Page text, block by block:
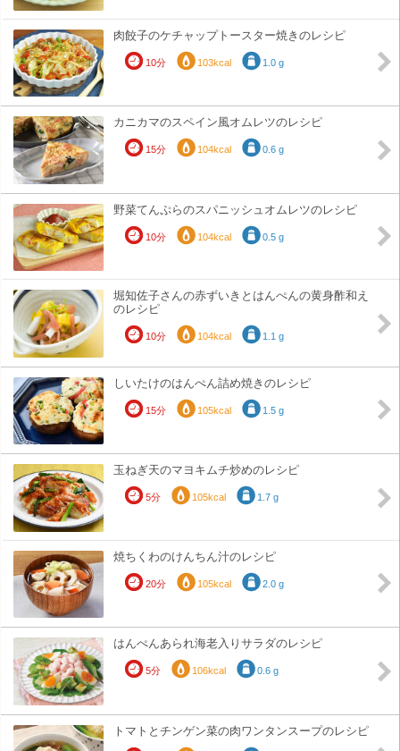
肉餃子のケチャップトースター焼きのレシピ
10分 103kcal 1.0 g
カニカマのスペイン風オムレツのレシピ
15分 104kcal 0.6 g
野菜てんぷらのスパニッシュオムレツのレシピ
10分 104kcal 0.5 g
堀知佐子さんの赤ずいきとはんぺんの黄身酢和え
のレシピ
10分 104kcal 1.1 g
しいたけのはんぺん詰め焼きのレシピ
15分 105kcal 1.5 g
玉ねぎ天のマヨキムチ炒めのレシピ
5分 105kcal 1.7 g
焼ちくわのけんちん汁のレシピ
20分 105kcal 2.0 g
はんぺんあられ海老入りサラダのレシピ
5分 106kcal 0.6 g
トマトとチンゲン菜の肉ワンタンスープのレシピ